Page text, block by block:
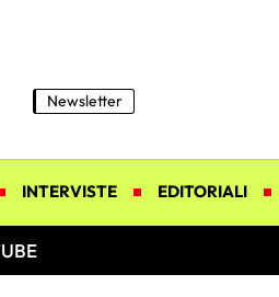
Newsletter
INTERVISTE EDITORIALI